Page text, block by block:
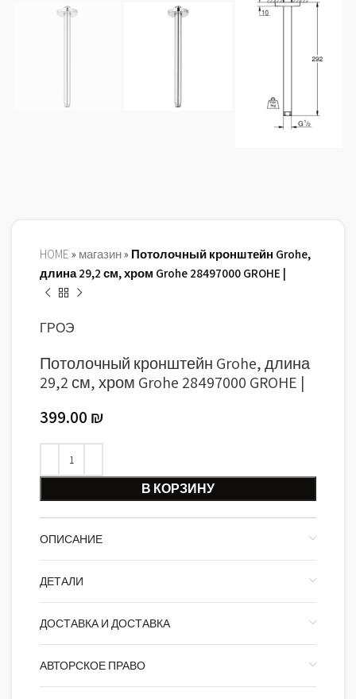
HOME » магазин» Потолочный кронштейн Grohe,
длина 29,2 см, хром Grohe 28497000 GROHE |
ГРОЭ
Потолочный кронштейн Grohe, длина
29,2 см, хром Grohe 28497000 GROHE |
399.00 ₪
В КОРЗИНУ
ОПИСАНИЕ
ДЕТАЛИ
ДОСТАВКА И ДОСТАВКА
АВТОРСКОЕ ПРАВО